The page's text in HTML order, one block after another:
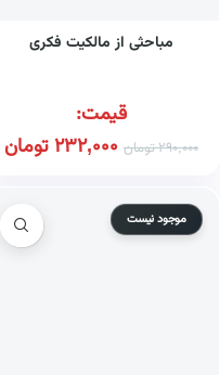
مباحثی از مالکیت فکری
قیمت:
290,000تومان 232,000تومان
موجود نیست